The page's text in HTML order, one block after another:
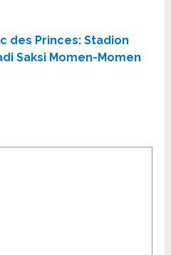
des Princes: Stadion
Saksi Momen-Momen